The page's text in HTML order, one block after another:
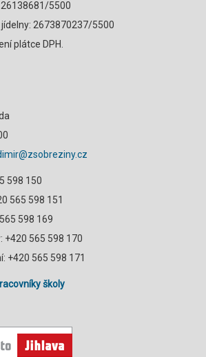
5500
2673870237/5500
plátce DPH.
598 150
565 598 151
598 169
+420 565 598 170
+420 565 598 171
školy